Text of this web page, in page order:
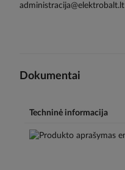
administracija@elektrobalt.lt
Dokumentai
Techninė informacija